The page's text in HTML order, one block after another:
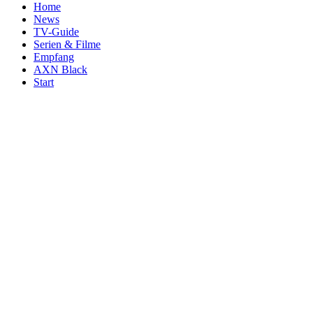
Home
News
TV-Guide
Serien & Filme
Empfang
AXN Black
Start